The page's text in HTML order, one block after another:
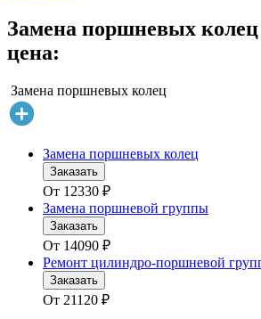
Замена поршневых колец
цена:
Замена поршневых колец
Замена поршневых колец
Заказать
От 12330 ₽
Замена поршневой группы
Заказать
От 14090 ₽
Ремонт цилиндро-поршневой
Заказать
От 21120 ₽